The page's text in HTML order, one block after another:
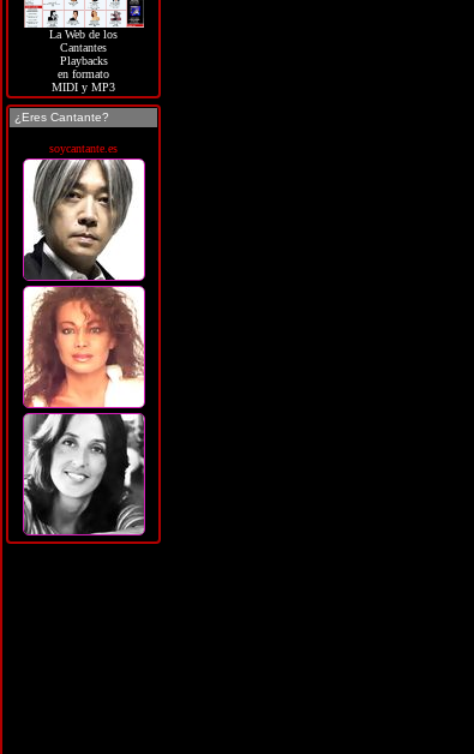
La Web de los
Cantantes
Playbacks
en formato
MIDI y MP3
¿Eres Cantante?
soycantante.es